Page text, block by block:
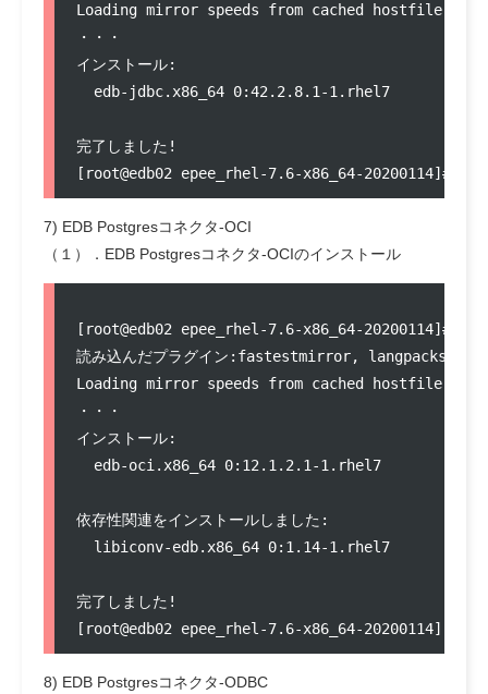
Loading mirror speeds from cached hostfile
・・・
インストール:
edb-
完了しました!
7) EDB Postgresコネクタ-OCI
（１）．EDB Postgresコネクタ-OCIのインストール
[root@edb02 epee_rhel-7.6-x86_64-20200114]#
読み込んだプラグイン:fastestmirror, langpacks
Loading mirror speeds from cached hostfile
・・・
インストール:
edb-
依存性関連をインストールしました:
完了しました!
8) EDB Postgresコネクタ-ODBC